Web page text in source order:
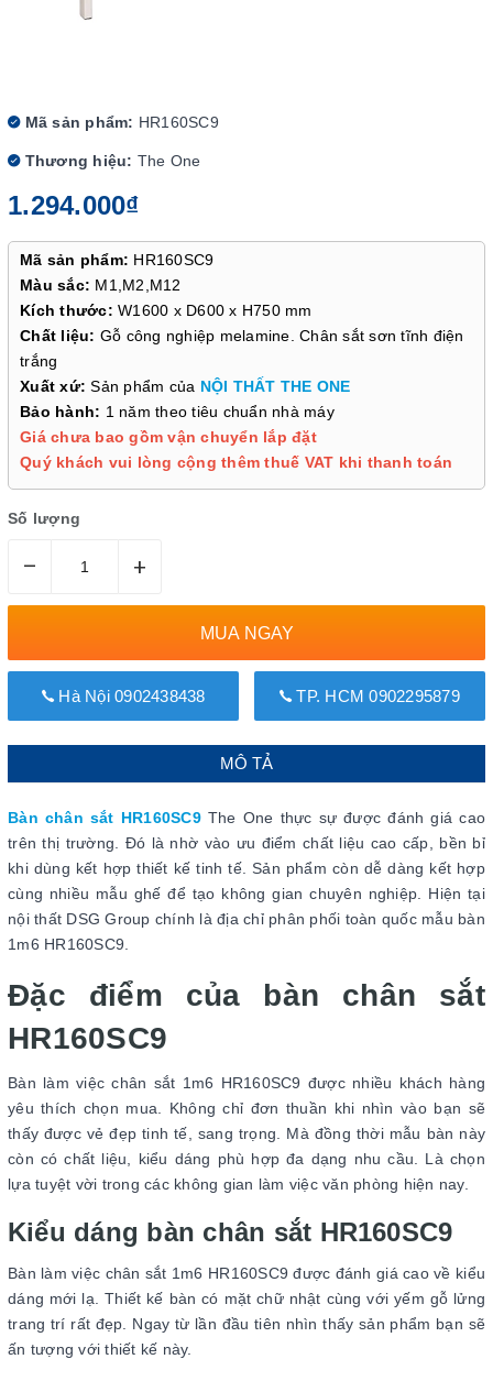
Mã sản phẩm: HR160SC9
Thương hiệu: The One
1.294.000₫
Mã sản phẩm: HR160SC9
Màu sắc: M1,M2,M12
Kích thước: W1600 x D600 x H750 mm
Chất liệu: Gỗ công nghiệp melamine. Chân sắt sơn tĩnh điện
trắng
Xuất xứ: Sản phẩm của NỘI THẤT THE ONE
Bảo hành: 1 năm theo tiêu chuẩn nhà máy
Giá chưa bao gồm vận chuyển lắp đặt
Quý khách vui lòng cộng thêm thuế VAT khi thanh toán
Số lượng
– +
MUA NGAY
Hà Nội 0902438438 TP. HCM 0902295879
MÔ TẢ
Bàn chân sắt HR160SC9The One thực sự được đánh giá cao
trên thị trường. Đó là nhờ vào ưu điểm chất liệu cao cấp, bền bỉ
khi dùng kết hợp thiết kế tinh tế. Sản phẩm còn dễ dàng kết hợp
cùng nhiều mẫu ghế để tạo không gian chuyên nghiệp. Hiện tại
nội thất DSG Group chính là địa chỉ phân phối toàn quốc mẫu bàn
1m6 HR160SC9.
Đặc điểm của bàn chân sắt
HR160SC9
Bàn làm việc chân sắt 1m6 HR160SC9 được nhiều khách hàng
yêu thích chọn mua. Không chỉ đơn thuần khi nhìn vào bạn sẽ
thấy được vẻ đẹp tinh tế, sang trọng. Mà đồng thời mẫu bàn này
còn có chất liệu, kiểu dáng phù hợp đa dạng nhu cầu. Là chọn
lựa tuyệt vời trong các không gian làm việc văn phòng hiện nay.
Kiểu dáng bàn chân sắt HR160SC9
Bàn làm việc chân sắt 1m6 HR160SC9 được đánh giá cao về kiểu
dáng mới lạ. Thiết kế bàn có mặt chữ nhật cùng với yếm gỗ lửng
trang trí rất đẹp. Ngay từ lần đầu tiên nhìn thấy sản phẩm bạn sẽ
ấn tượng với thiết kế này.